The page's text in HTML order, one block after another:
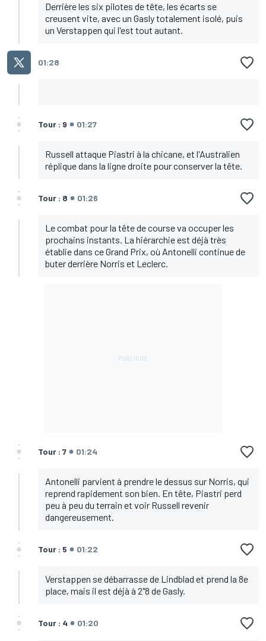
Derrière les six pilotes de tête, les écarts se
creusent vite, avec un Gasly totalement isolé, puis
un Verstappen qui l'est tout autant.
01:28
Tour : 9 01:27
Russell attaque Piastri à la chicane, et l'Australien
réplique dans la ligne droite pour conserver la tête.
Tour : 8 01:26
Le combat pour la tête de course va occuper les
prochains instants. La hiérarchie est déjà très
établie dans ce Grand Prix, où Antonelli continue de
buter derrière Norris et Leclerc.
Tour : 7 01:24
Antonelli parvient à prendre le dessus sur Norris, qui
reprend rapidement son bien. En tête, Piastri perd
peu à peu du terrain et voir Russell revenir
dangereusement.
Tour : 5 01:22
Verstappen se débarrasse de Lindblad et prend la 8e
place, mais il est déjà à 2"8 de Gasly.
Tour : 4 01:20